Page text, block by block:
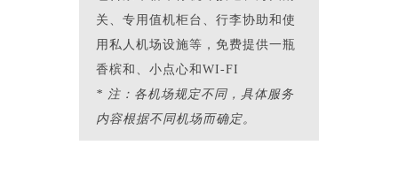
关、专用值机柜台、行李协助和使
用私人机场设施等，免费提供一瓶
香槟和、小点心和WI-FI
* 注：各机场规定不同，具体服务
内容根据不同机场而确定。